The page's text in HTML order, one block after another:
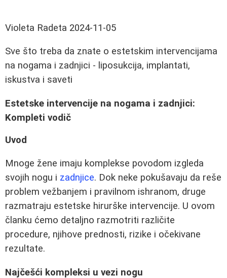
Violeta Radeta 2024-11-05
Sve što treba da znate o estetskim intervencijama
na nogama i zadnjici - liposukcija, implantati,
iskustva i saveti
Estetske intervencije na nogama i zadnjici:
Kompleti vodič
Uvod
Mnoge žene imaju komplekse povodom izgleda
svojih nogu i zadnjice. Dok neke pokušavaju da reše
problem vežbanjem i pravilnom ishranom, druge
razmatraju estetske hirurške intervencije. U ovom
članku ćemo detaljno razmotriti različite
procedure, njihove prednosti, rizike i očekivane
rezultate.
Najčešći kompleksi u vezi nogu